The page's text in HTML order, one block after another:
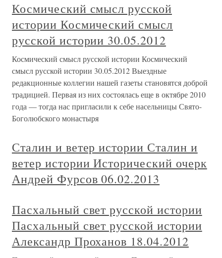
Космический смысл русской
истории Космический смысл
русской истории 30.05.2012
Космический смысл русской истории Космический
смысл русской истории 30.05.2012 Выездные
редакционные коллегии нашей газеты становятся доброй
традицией. Первая из них состоялась еще в октябре 2010
года — тогда нас пригласили к себе насельницы Свято-
Боголюбского монастыря
Сталин и ветер истории Сталин и
ветер истории Исторический очерк
Андрей Фурсов 06.02.2013
Пасхальный свет русской истории
Пасхальный свет русской истории
Александр Проханов 18.04.2012